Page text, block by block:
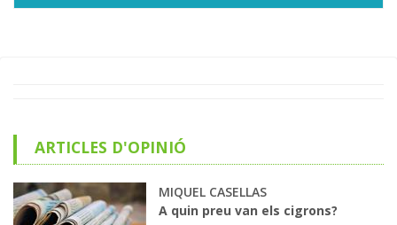
ARTICLES D'OPINIÓ
MIQUEL CASELLAS
A quin preu van els cigrons?